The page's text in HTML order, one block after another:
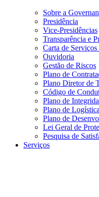
Sobre a
Presidência
Vice-Presidências
Transparência e
Carta de
Ouvidoria
Gestão de Riscos
Plano de
Plano Diretor de
Código de
Plano de
Plano de
Plano de
Lei Geral de
Pesquisa de
Serviços